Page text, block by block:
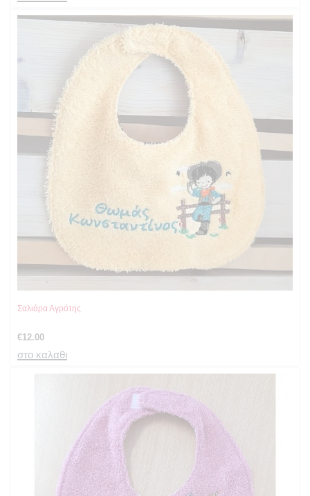
Σαλιάρα Αγρότης
€12.00
στο καλαθι